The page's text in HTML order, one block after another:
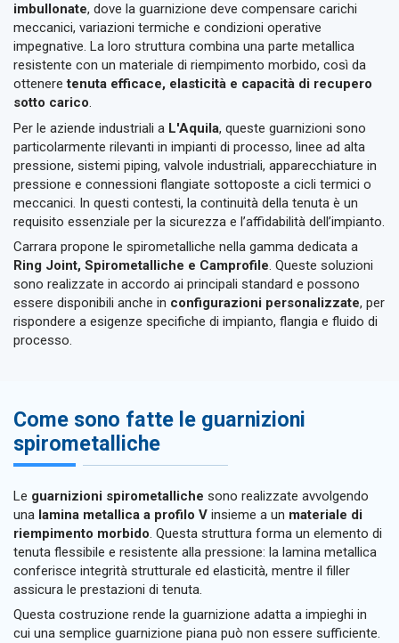
imbullonate, dove la guarnizione deve compensare carichi
meccanici, variazioni termiche e condizioni operative
impegnative. La loro struttura combina una parte metallica
resistente con un materiale di riempimento morbido, così da
otteneretenuta efficace, elasticità e capacità di recupero
sotto carico.
Per le aziende industriali a L'Aquila, queste guarnizioni sono
particolarmente rilevanti in impianti di processo, linee ad alta
pressione, sistemi piping, valvole industriali, apparecchiature in
pressione e connessioni flangiate sottoposte a cicli termici o
meccanici. In questi contesti, la continuità della tenuta è un
requisito essenziale per la sicurezza e l’affidabilità dell’impianto.
Carrara propone le spirometalliche nella gamma dedicata a
Ring Joint, Spirometalliche e Camprofile. Queste soluzioni
sono realizzate in accordo ai principali standard e possono
essere disponibili anche in configurazioni personalizzate, per
rispondere a esigenze specifiche di impianto, flangia e fluido di
processo.
Come sono fatte le guarnizioni
spirometalliche
Le guarnizioni spirometalliche sono realizzate avvolgendo
una lamina metallica a profilo V insieme a un materiale di
riempimento morbido. Questa struttura forma un elemento di
tenuta flessibile e resistente alla pressione: la lamina metallica
conferisce integrità strutturale ed elasticità, mentre il filler
assicura le prestazioni di tenuta.
Questa costruzione rende la guarnizione adatta a impieghi in
cui una semplice guarnizione piana può non essere sufficiente.